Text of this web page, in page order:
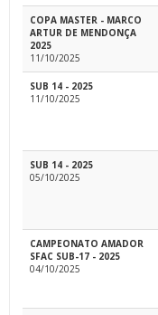
COPA MASTER - MARCO
ARTUR DE MENDONÇA
2025
11/10/2025
SUB 14 - 2025
11/10/2025
SUB 14 - 2025
05/10/2025
CAMPEONATO AMADOR
SFAC SUB-17 - 2025
04/10/2025